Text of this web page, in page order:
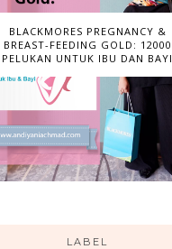
BLACKMORES PREGNANCY &
BREAST-FEEDING GOLD: 12000
PELUKAN UNTUK IBU DAN BAYI
LABEL